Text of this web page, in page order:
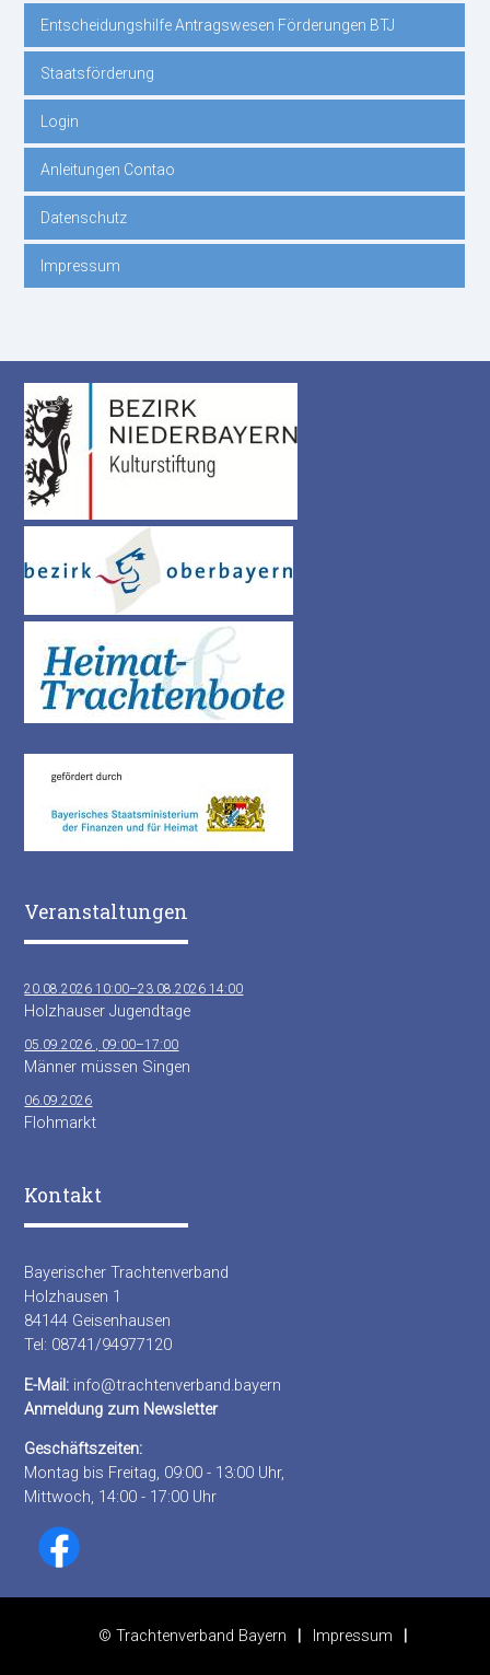
Entscheidungshilfe Antragswesen Förderungen BTJ
Staatsförderung
Login
Anleitungen Contao
Datenschutz
Impressum
Veranstaltungen
20.08.2026 10:00–23.08.2026 14:00
Holzhauser Jugendtage
05.09.2026 , 09:00–17:00
Männer müssen Singen
06.09.2026
Flohmarkt
Kontakt
Bayerischer Trachtenverband
Holzhausen 1
84144 Geisenhausen
Tel: 08741/94977120
E-Mail: info@trachtenverband.bayern
Anmeldung zum Newsletter
Geschäftszeiten:
Montag bis Freitag, 09:00 - 13:00 Uhr,
Mittwoch, 14:00 - 17:00 Uhr
© Trachtenverband Bayern Impressum